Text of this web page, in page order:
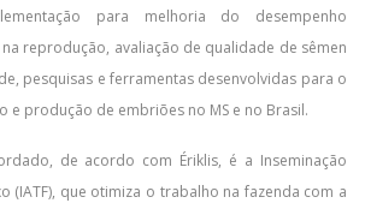
para melhoria do desempenho
reprodução, avaliação de qualidade de sêmen
pesquisas e ferramentas desenvolvidas para o
e produção de embriões no MS e no Brasil.
de acordo com Ériklis, é a Inseminação
(IATF), que otimiza o trabalho na fazenda com a